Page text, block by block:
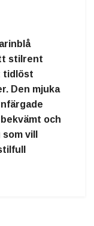
stilrent
tidlöst
Den mjuka
och
vill